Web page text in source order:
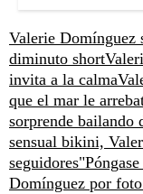
Valerie Domínguez
diminuto short
invita a la calma
que el mar le
sorprende bailando
sensual bikini,
seguidores
Domínguez por